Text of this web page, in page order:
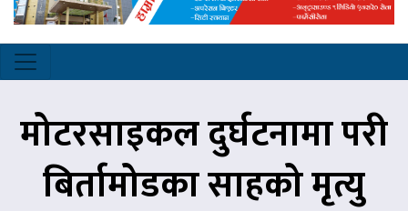
मोटरसाइकल दुर्घटनामा परी
बिर्तामोडका साहको मृत्यु